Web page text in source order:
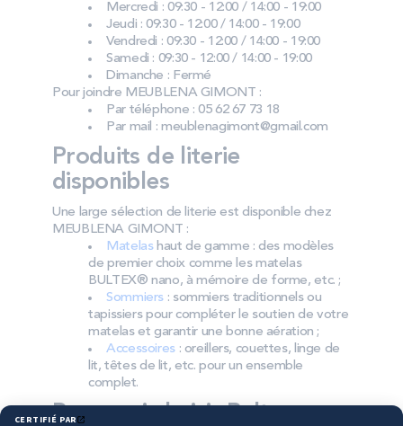
Mercredi : 09:30 - 12:00 / 14:00 - 19:00
Jeudi : 09:30 - 12:00 / 14:00 - 19:00
Vendredi : 09:30 - 12:00 / 14:00 - 19:00
Samedi : 09:30 - 12:00 / 14:00 - 19:00
Dimanche : Fermé
Pour joindre MEUBLENA GIMONT :
Par téléphone : 05 62 67 73 18
Par mail : meublenagimont@gmail.com
Produits de literie
disponibles
Une large sélection de literie est disponible chez
MEUBLENA GIMONT :
Matelashaut de gamme : des modèles
de premier choix comme les matelas
BULTEX® nano, à mémoire de forme, etc. ;
Sommiers : sommiers traditionnels ou
tapissiers pour compléter le soutien de votre
matelas et garantir une bonne aération ;
Accessoires: oreillers, couettes, linge de
lit, têtes de lit, etc. pour un ensemble
complet.
Pourquoi choisir Bultex